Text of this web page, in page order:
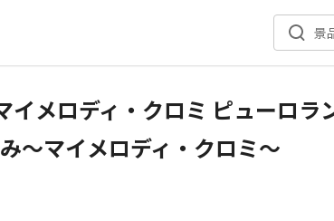
景
イメロディ・クロミ ピューロラ
～マイメロディ・クロミ～